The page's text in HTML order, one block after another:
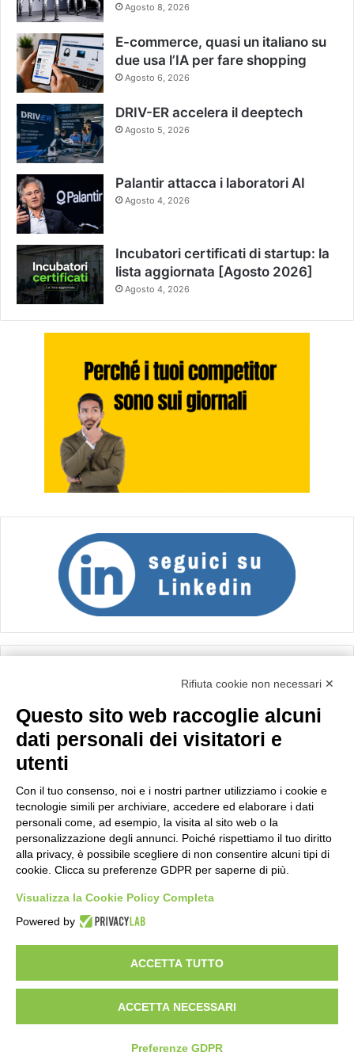
Agosto 8, 2026
E-commerce, quasi un italiano su
due usa l’IA per fare shopping
Agosto 6, 2026
DRIV-ER accelera il deeptech
Agosto 5, 2026
Palantir attacca i laboratori AI
Agosto 4, 2026
Incubatori certificati di startup: la
lista aggiornata [Agosto 2026]
Agosto 4, 2026
Importo netto (€):
Calcola
Scorporo IVA
Importo lordo (€):
Rifiuta cookie non necessari ✕
Questo sito web raccoglie alcuni
dati personali dei visitatori e
utenti
Con il tuo consenso, noi e i nostri partner utilizziamo i cookie e
tecnologie simili per archiviare, accedere ed elaborare i dati
personali come, ad esempio, la visita al sito web o la
personalizzazione degli annunci. Poiché rispettiamo il tuo diritto
alla privacy, è possibile scegliere di non consentire alcuni tipi di
cookie. Clicca su preferenze GDPR per saperne di più.
Visualizza la Cookie Policy Completa
Powered by
ACCETTA TUTTO
ACCETTA NECESSARI
Preferenze GDPR